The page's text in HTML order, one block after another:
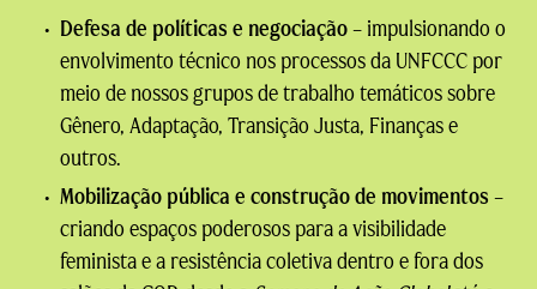
Defesa de políticas e negociação– impulsionando o
envolvimento técnico nos processos da UNFCCC por
meio de nossos grupos de trabalho temáticos sobre
Gênero, Adaptação, Transição Justa, Finanças e
outros.
Mobilização pública e construção de movimentos –
criando espaços poderosos para a visibilidade
feminista e a resistência coletiva dentro e fora dos